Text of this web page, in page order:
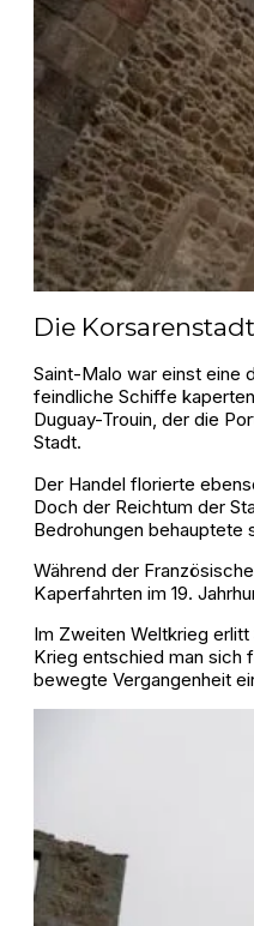
Die
Saint-Malo war einst eine
feindliche Schiffe
Duguay-Trouin, der die
Stadt.
Der Handel florierte
Doch der Reichtum der
Bedrohungen behauptete
Während der
Kaperfahrten im 19.
Im Zweiten Weltkrieg
Krieg entschied man sich
bewegte Vergangenheit